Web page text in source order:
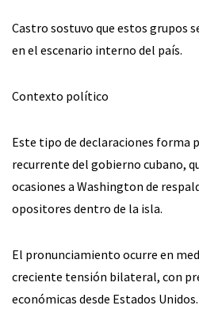
Castro sostuvo que estos grupos
en el escenario interno del país.
Contexto político
Este tipo de declaraciones forma
recurrente del gobierno cubano,
ocasiones a Washington de
opositores dentro de la isla.
El pronunciamiento ocurre en
creciente tensión bilateral, con
económicas desde Estados Unidos.